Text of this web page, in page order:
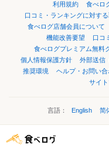
利用規約 食べロ
口コミ・ランキングに対す
食べログ店舗会員について
機能改善要望
口コ
食べログプレミアム無料
個人情報保護方針
外部送信
推奨環境
ヘルプ・お問い合
サイ
言語： English 简